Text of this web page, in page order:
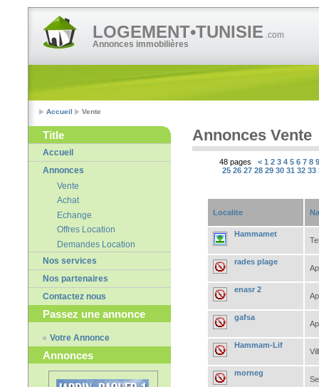
LOGEMENT•TUNISIE .com
Annonces immobilières
Accueil Vente
Title
Accueil
Annonces
Vente
Achat
Echange
Offres Location
Demandes Location
Nos services
Nos partenaires
Contactez nous
Passez une annonce
Votre Annonce
Annonces
Annonces Vente
48 pages < 1 2 3 4 5 6 7 8
25 26 27 28 29 30 31 32 33
Localite
Hammamet
rades plage
enasr 2
gafsa
Hammam-Lif
morneg